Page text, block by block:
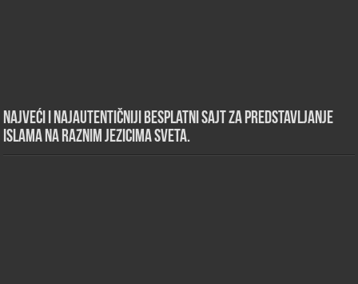
Najveći i najautentičniji besplatni sajt za predstavljanje
islama na raznim jezicima sveta.